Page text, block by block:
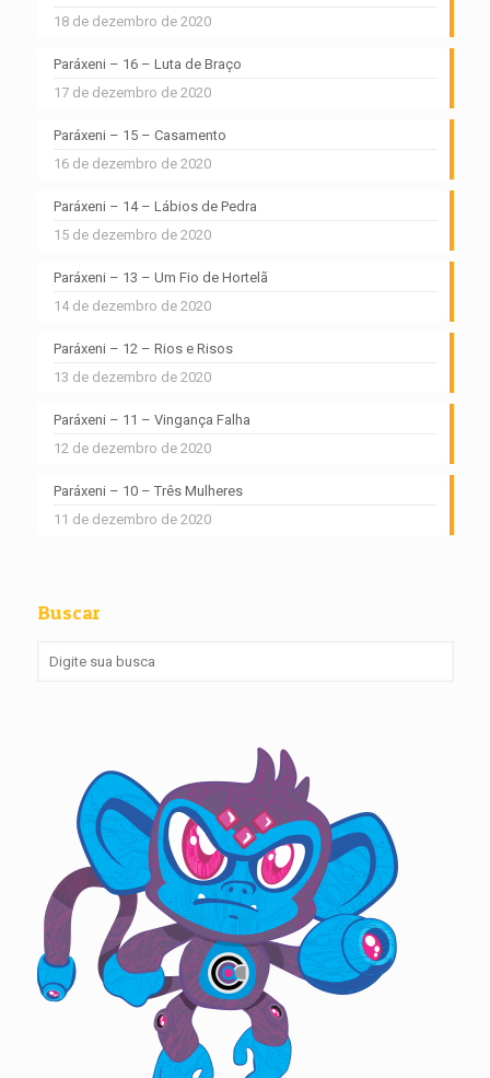
18 de dezembro de 2020
Paráxeni – 16 – Luta de Braço
17 de dezembro de 2020
Paráxeni – 15 – Casamento
16 de dezembro de 2020
Paráxeni – 14 – Lábios de Pedra
15 de dezembro de 2020
Paráxeni – 13 – Um Fio de Hortelã
14 de dezembro de 2020
Paráxeni – 12 – Rios e Risos
13 de dezembro de 2020
Paráxeni – 11 – Vingança Falha
12 de dezembro de 2020
Paráxeni – 10 – Três Mulheres
11 de dezembro de 2020
Buscar